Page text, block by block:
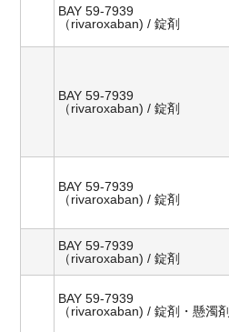
BAY 59-7939
（rivaroxaban) / 錠剤
BAY 59-7939
（rivaroxaban) / 錠剤
BAY 59-7939
（rivaroxaban) / 錠剤
BAY 59-7939
（rivaroxaban) / 錠剤
BAY 59-7939
（rivaroxaban) / 錠剤・懸濁剤